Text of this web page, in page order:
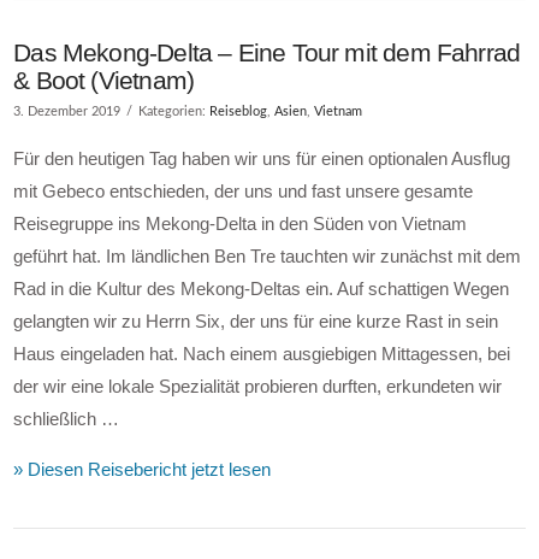
VIEW POST
Das Mekong-Delta – Eine Tour mit dem Fahrrad
& Boot (Vietnam)
3. Dezember 2019 Kategorien: Reiseblog,Asien,Vietnam
Für den heutigen Tag haben wir uns für einen optionalen Ausflug
mit Gebeco entschieden, der uns und fast unsere gesamte
Reisegruppe ins Mekong-Delta in den Süden von Vietnam
geführt hat. Im ländlichen Ben Tre tauchten wir zunächst mit dem
Rad in die Kultur des Mekong-Deltas ein. Auf schattigen Wegen
gelangten wir zu Herrn Six, der uns für eine kurze Rast in sein
Haus eingeladen hat. Nach einem ausgiebigen Mittagessen, bei
der wir eine lokale Spezialität probieren durften, erkundeten wir
schließlich …
» Diesen Reisebericht jetzt lesen